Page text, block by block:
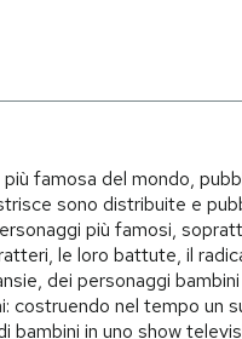
famosa del mondo,
sono distribuite e
più famosi,
le loro battute, il
dei personaggi
costruendo nel tempo un
bambini in uno show